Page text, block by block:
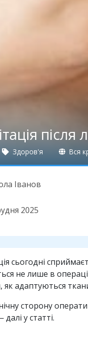
Здоров'я Вся
Іванов
2025
сьогодні
не лише в
як адаптуються
сторону
у статті.